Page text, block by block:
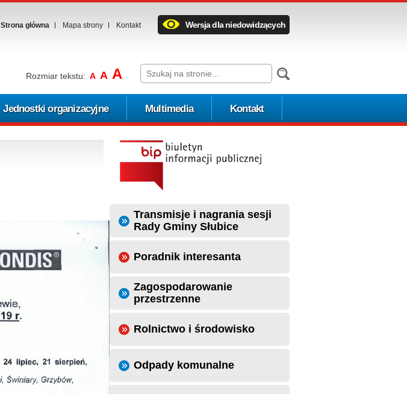
Strona główna Mapa strony Kontakt Wersja dla niedowidzących
Rozmiar tekstu: A A A
Jednostki organizacyjne Multimedia Kontakt
Transmisje i nagrania sesji
Rady Gminy Słubice
Poradnik interesanta
Zagospodarowanie
przestrzenne
Rolnictwo i środowisko
Odpady komunalne